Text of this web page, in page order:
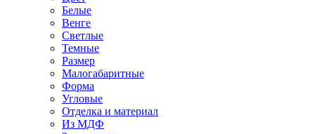
Белые
Венге
Светлые
Темные
Размер
Малогабаритные
Форма
Угловые
Отделка и материал
Из МДФ